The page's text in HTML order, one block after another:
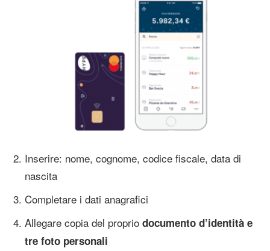
Inserire: nome, cognome, codice fiscale, data di
nascita
Completare i dati anagrafici
Allegare copia del proprio documento d’identità e
tre foto personali